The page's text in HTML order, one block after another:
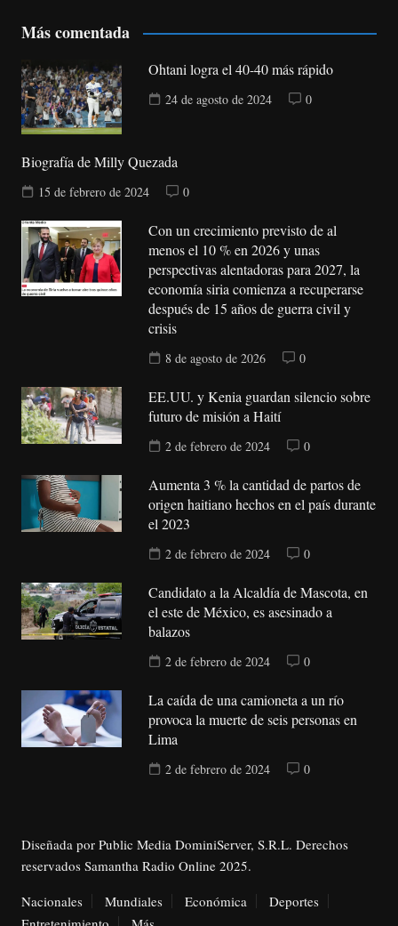
Más comentada
Ohtani logra el 40-40 más rápido
24 de agosto de 2024 0
Biografía de Milly Quezada
15 de febrero de 2024 0
Con un crecimiento previsto de al
menos el 10 % en 2026 y unas
perspectivas alentadoras para 2027, la
economía siria comienza a recuperarse
después de 15 años de guerra civil y
crisis
8 de agosto de 2026 0
EE.UU. y Kenia guardan silencio sobre
futuro de misión a Haití
2 de febrero de 2024 0
Aumenta 3 % la cantidad de partos de
origen haitiano hechos en el país durante
el 2023
2 de febrero de 2024 0
Candidato a la Alcaldía de Mascota, en
el este de México, es asesinado a
balazos
2 de febrero de 2024 0
La caída de una camioneta a un río
provoca la muerte de seis personas en
Lima
2 de febrero de 2024 0
Diseñada por Public Media DominiServer, S.R.L. Derechos
reservados Samantha Radio Online 2025.
Nacionales
Mundiales Económica
Deportes